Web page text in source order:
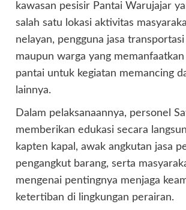
kawasan pesisir Pantai Warujajar
salah satu lokasi aktivitas
nelayan, pengguna jasa
maupun warga yang memanfaatkan
pantai untuk kegiatan memancing
lainnya.
Dalam pelaksanaannya, personel
memberikan edukasi secara
kapten kapal, awak angkutan jasa
pengangkut barang, serta
mengenai pentingnya menjaga
ketertiban di lingkungan perairan.